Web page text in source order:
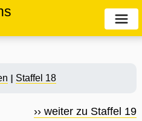
Staffel 18
›› weiter zu Staffel 19